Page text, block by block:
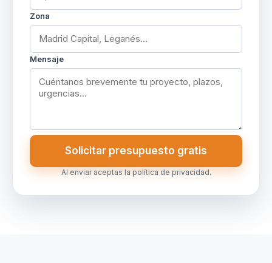
Zona
Mensaje
Solicitar presupuesto gratis
Al enviar aceptas la política de privacidad.